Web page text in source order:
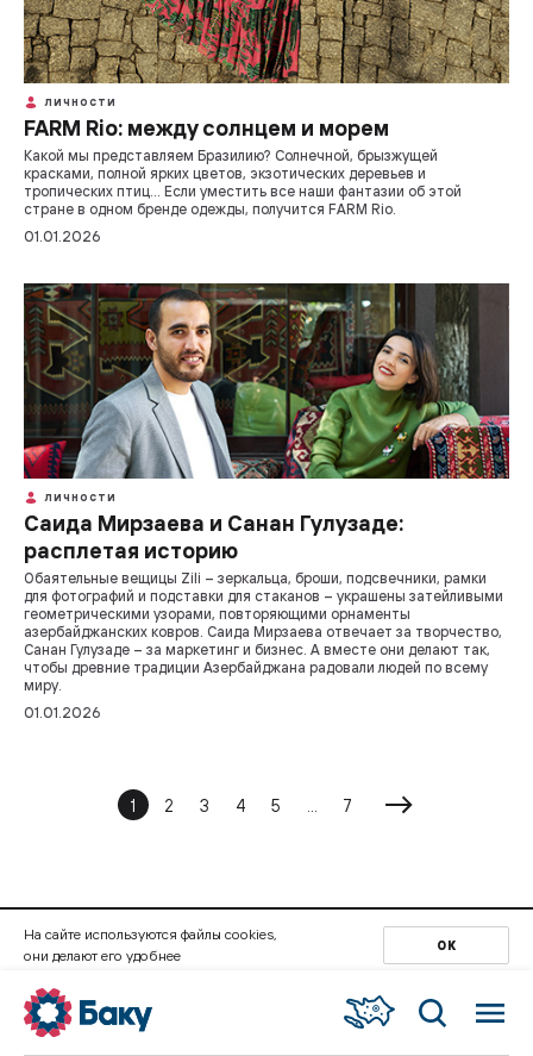
ЛИЧНОСТИ
FARM Rio: между солнцем и морем
Какой мы представляем Бразилию? Солнечной, брызжущей
красками, полной ярких цветов, экзотических деревьев и
тропических птиц… Если уместить все наши фантазии об этой
стране в одном бренде одежды, получится FARM Rio.
01.01.2026
ЛИЧНОСТИ
Саида Мирзаева и Санан Гулузаде:
расплетая историю
Обаятельные вещицы Zili – зеркальца, броши, подсвечники, рамки
для фотографий и подставки для стаканов – украшены затейливыми
геометрическими узорами, повторяющими орнаменты
азербайджанских ковров. Саида Мирзаева отвечает за творчество,
Санан Гулузаде – за маркетинг и бизнес. А вместе они делают так,
чтобы древние традиции Азербайджана радовали людей по всему
миру.
01.01.2026
1 2 3 4 5 7
ЛИЧНОСТИ
ЗАПОВЕДНИКИ
На сайте используются файлы cookies,
они делают его удобнее
ОК